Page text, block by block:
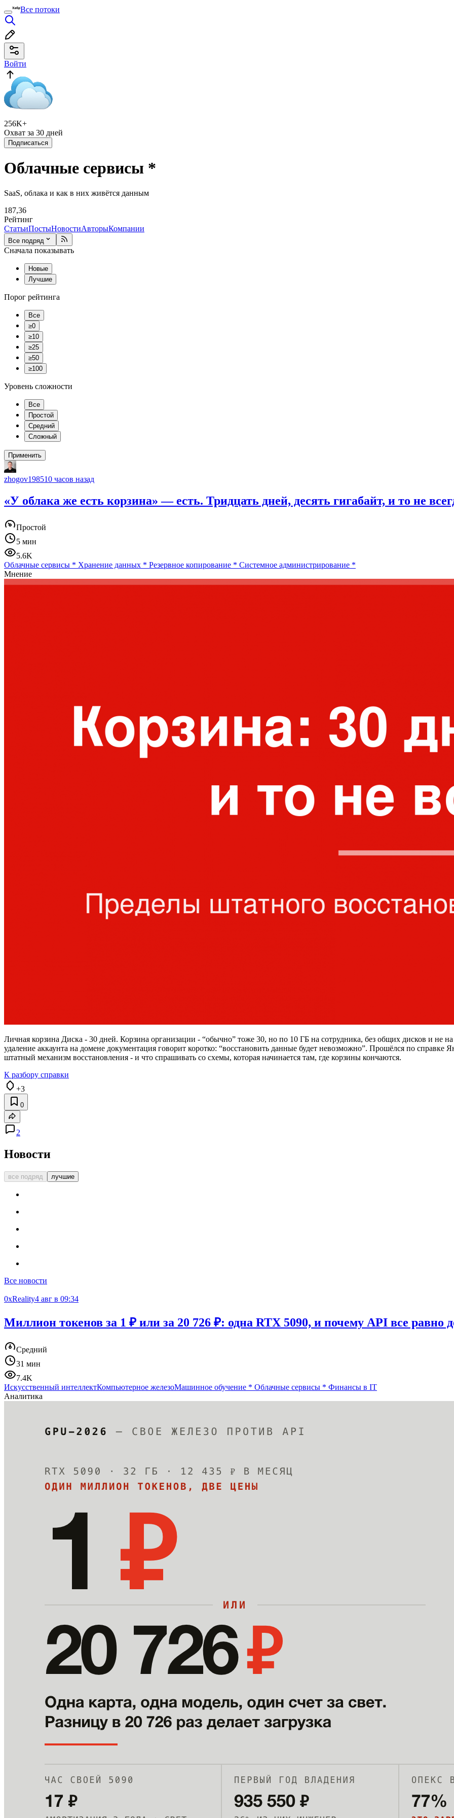
Все потоки
Войти
256K+
Охват за 30 дней
Подписаться
Облачные сервисы *
SaaS, облака и как в них живётся данным
187,36
Рейтинг
СтатьиПостыНовостиАвторыКомпании
Все подряд
Сначала показывать
Новые
Лучшие
Порог рейтинга
Все
≥0
≥10
≥25
≥50
≥100
Уровень сложности
Все
Простой
Средний
Сложный
Применить
zhogov198510 часов назад
«У облака же есть корзина» — есть. Тридцать дней, десять гигабайт, и то не
Простой
5 мин
5.6K
Облачные сервисы * Хранение данных * Резервное копирование * Системное администрирование *
Мнение
Личная корзина Диска - 30 дней. Корзина организации - “обычно” тоже 30, но по 10 ГБ на сотрудника, без общих дисков и не
удаление аккаунта на домене документация говорит коротко: “восстановить данные будет невозможно”. Прошёлся по справке
штатный механизм восстановления - и что спрашивать со схемы, которая начинается там, где корзины кончаются.
К разбору справки
+3
0
2
Новости
все подряд лучшие
Все новости
0xReality4 авг в 09:34
Миллион токенов за 1 ₽ или за 20 726 ₽: одна RTX 5090, и почему API все равно
Средний
31 мин
7.4K
Искусственный интеллектКомпьютерное железоМашинное обучение * Облачные сервисы * Финансы в IT
Аналитика